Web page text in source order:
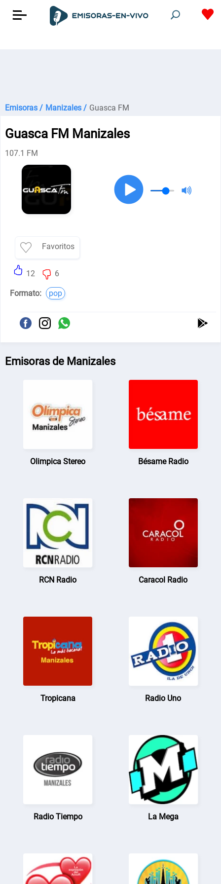
Emisoras / Manizales / Guasca FM
Guasca FM Manizales
107.1 FM
Favoritos
12 6
Formato: pop
Emisoras de Manizales
Olimpica Stereo Bésame Radio
RCN Radio Caracol Radio
Tropicana Radio Uno
Radio Tiempo La Mega